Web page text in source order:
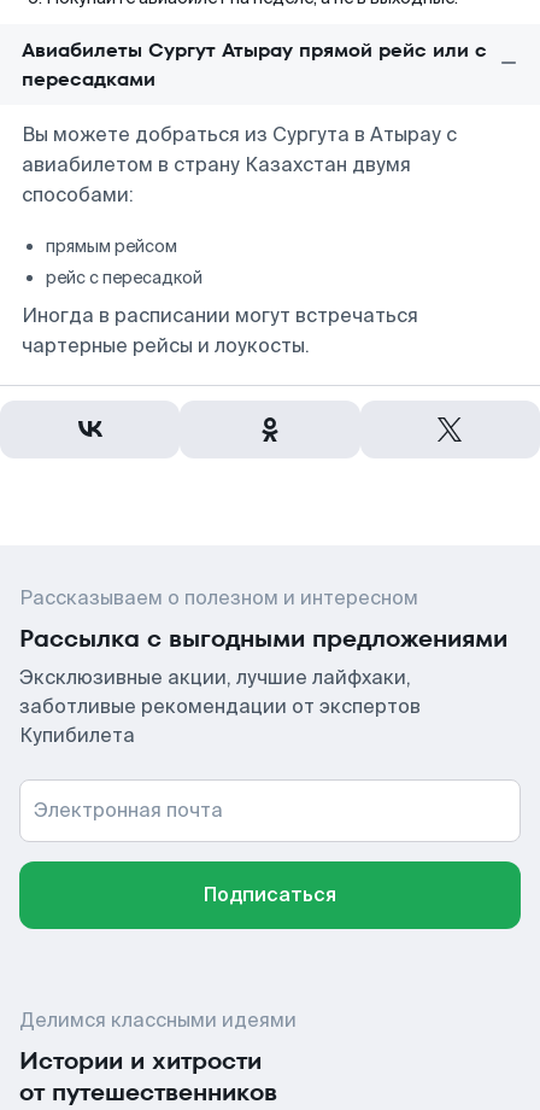
Авиабилеты Сургут Атырау прямой рейс или с
пересадками
Вы можете добраться из Сургута в Атырау с
авиабилетом в страну Казахстан двумя
способами:
прямым рейсом
рейс с пересадкой
Иногда в расписании могут встречаться
чартерные рейсы и лоукосты.
Рассказываем о полезном и интересном
Рассылка с выгодными предложениями
Эксклюзивные акции, лучшие лайфхаки,
заботливые рекомендации от экспертов
Купибилета
Электронная почта
Подписаться
Делимся классными идеями
Истории и хитрости
от путешественников